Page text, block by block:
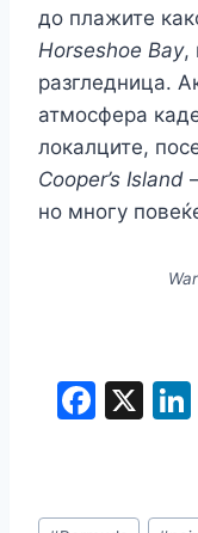
до плажите
Horseshoe Bay,
разгледница.
атмосфера
локалците,
Cooper’s Island
но многу
F
e
X
Post